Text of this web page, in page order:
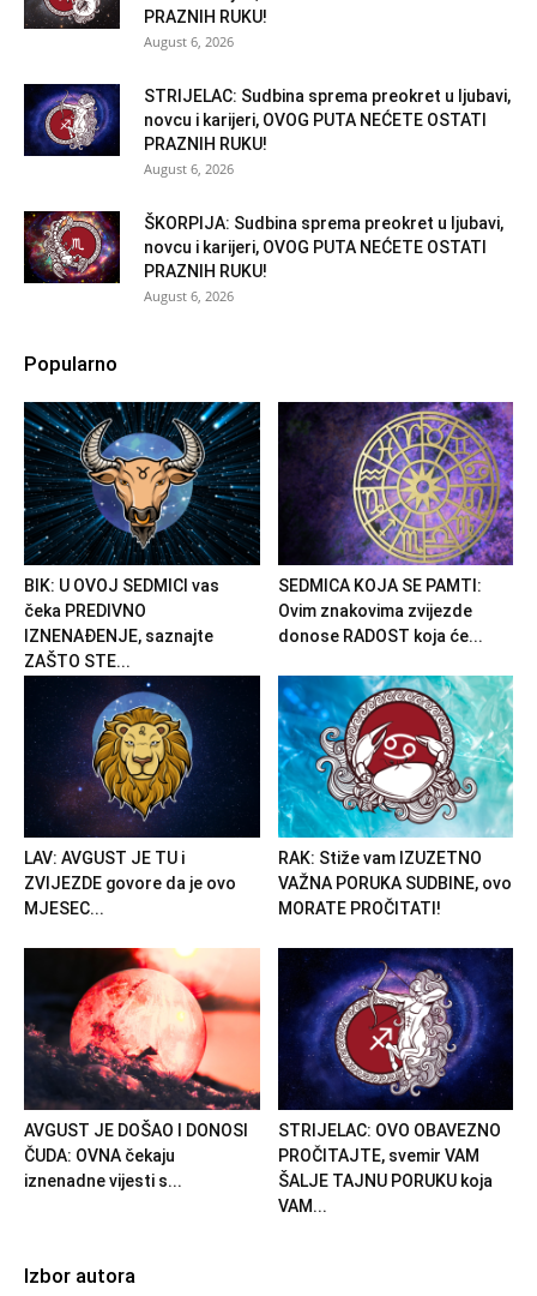
PRAZNIH RUKU!
August 6, 2026
STRIJELAC: Sudbina sprema preokret u ljubavi,
novcu i karijeri, OVOG PUTA NEĆETE OSTATI
PRAZNIH RUKU!
August 6, 2026
ŠKORPIJA: Sudbina sprema preokret u ljubavi,
novcu i karijeri, OVOG PUTA NEĆETE OSTATI
PRAZNIH RUKU!
August 6, 2026
Popularno
BIK: U OVOJ SEDMICI vas
čeka PREDIVNO
IZNENAĐENJE, saznajte
ZAŠTO STE...
SEDMICA KOJA SE PAMTI:
Ovim znakovima zvijezde
donose RADOST koja će...
LAV: AVGUST JE TU i
ZVIJEZDE govore da je ovo
MJESEC...
RAK: Stiže vam IZUZETNO
VAŽNA PORUKA SUDBINE, ovo
MORATE PROČITATI!
AVGUST JE DOŠAO I DONOSI
ČUDA: OVNA čekaju
iznenadne vijesti s...
STRIJELAC: OVO OBAVEZNO
PROČITAJTE, svemir VAM
ŠALJE TAJNU PORUKU koja
VAM...
Izbor autora